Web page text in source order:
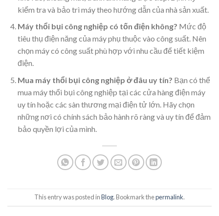
kiểm tra và bảo trì máy theo hướng dẫn của nhà sản xuất.
Máy thổi bụi công nghiệp có tốn điện không? Mức độ
tiêu thụ điện năng của máy phụ thuộc vào công suất. Nên
chọn máy có công suất phù hợp với nhu cầu để tiết kiệm
điện.
Mua máy thổi bụi công nghiệp ở đâu uy tín? Bạn có thể
mua máy thổi bụi công nghiệp tại các cửa hàng điện máy
uy tín hoặc các sàn thương mại điện tử lớn. Hãy chọn
những nơi có chính sách bảo hành rõ ràng và uy tín để đảm
bảo quyền lợi của mình.
This entry was posted inBlog. Bookmark thepermalink.